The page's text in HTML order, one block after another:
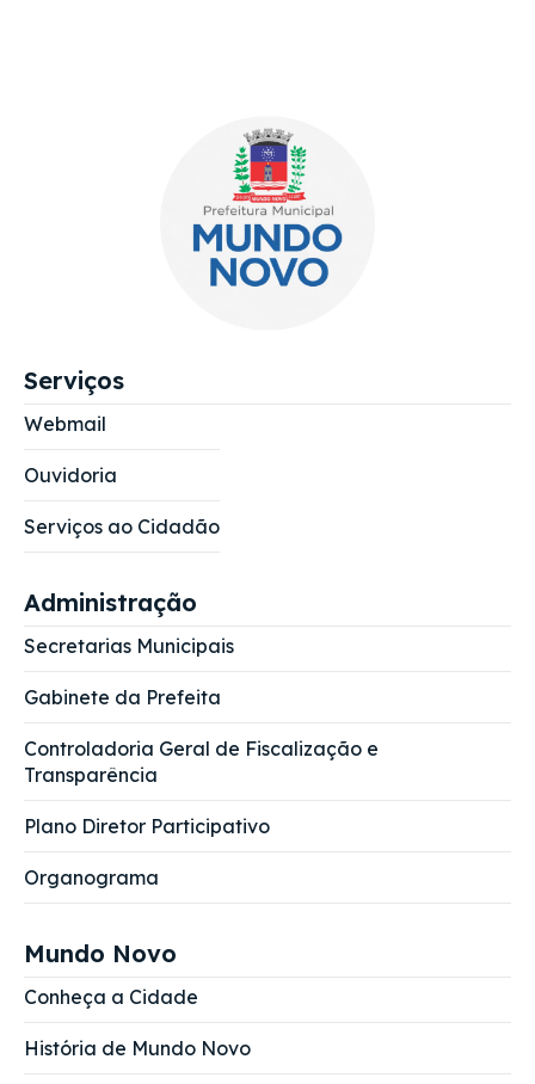
Serviços
Webmail
Ouvidoria
Serviços ao Cidadão
Administração
Secretarias Municipais
Gabinete da Prefeita
Controladoria Geral de Fiscalização e
Transparência
Plano Diretor Participativo
Organograma
Mundo Novo
Conheça a Cidade
História de Mundo Novo